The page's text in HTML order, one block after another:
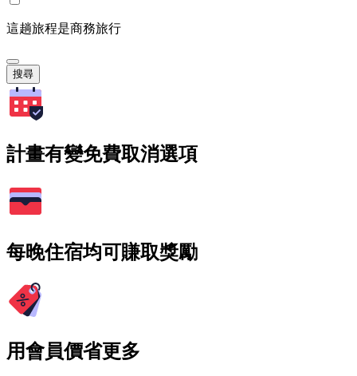
這趟旅程是商務旅行
搜尋
計畫有變免費取消選項
每晚住宿均可賺取獎勵
用會員價省更多